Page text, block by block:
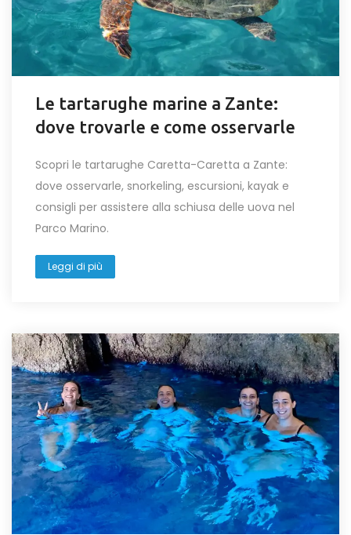
Le tartarughe marine a Zante:
dove trovarle e come osservarle
Scopri le tartarughe Caretta-Caretta a Zante:
dove osservarle, snorkeling, escursioni, kayak e
consigli per assistere alla schiusa delle uova nel
Parco Marino.
Leggi di più